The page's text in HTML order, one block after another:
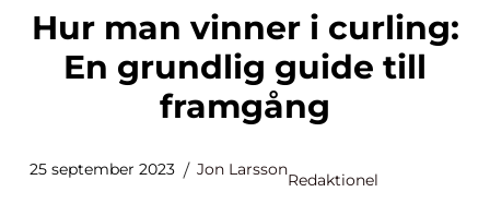
Hur man vinner i curling:
En grundlig guide till
framgång
25 september 2023 Jon Larsson
Redaktionel